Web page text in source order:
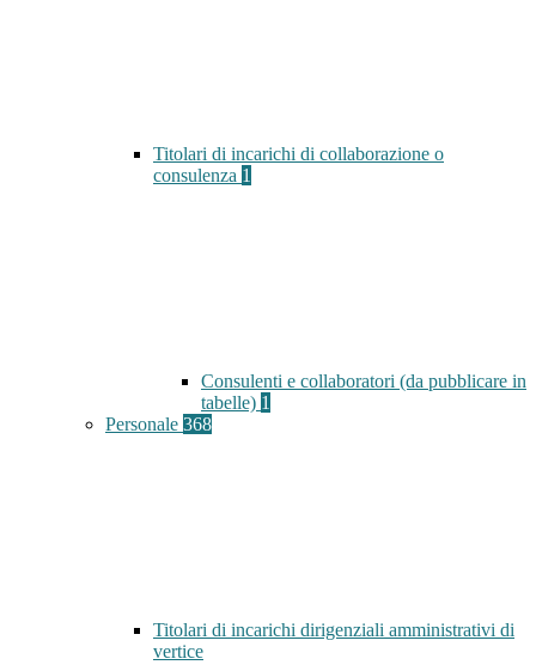
Titolari di incarichi di collaborazione o
consulenza 1
Consulenti e collaboratori (da pubblicare in
tabelle) 1
Personale 368
Titolari di incarichi dirigenziali amministrativi di
vertice